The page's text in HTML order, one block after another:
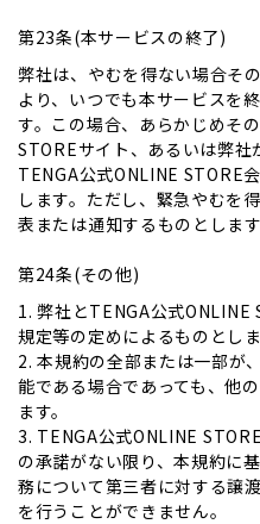
第23条(本サービスの終了)
弊社は、やむを得ない場合そ
より、いつでも本サービスを
す。この場合、あらかじめそ
STOREサイト、あるいは弊社
TENGA公式ONLINE STORE
します。ただし、緊急やむを
表または通知するものとします
第24条(その他)
1. 弊社とTENGA公式ONLINE
規定等の定めによるものとしま
2. 本規約の全部または一部が
能である場合であっても、他
ます。
3. TENGA公式ONLINE
の承諾がない限り、本規約に
務について第三者に対する譲
を行うことができません。